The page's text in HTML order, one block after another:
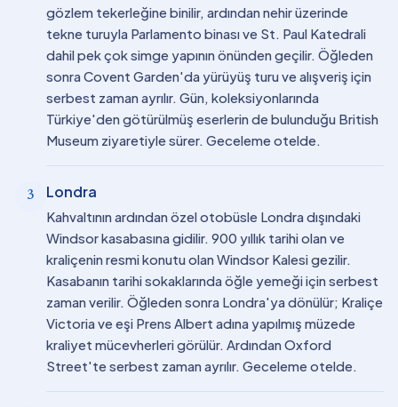
gözlem tekerleğine binilir, ardından nehir üzerinde
tekne turuyla Parlamento binası ve St. Paul Katedrali
dahil pek çok simge yapının önünden geçilir. Öğleden
sonra Covent Garden'da yürüyüş turu ve alışveriş için
serbest zaman ayrılır. Gün, koleksiyonlarında
Türkiye'den götürülmüş eserlerin de bulunduğu British
Museum ziyaretiyle sürer. Geceleme otelde.
3 Londra
Kahvaltının ardından özel otobüsle Londra dışındaki
Windsor kasabasına gidilir. 900 yıllık tarihi olan ve
kraliçenin resmi konutu olan Windsor Kalesi gezilir.
Kasabanın tarihi sokaklarında öğle yemeği için serbest
zaman verilir. Öğleden sonra Londra'ya dönülür; Kraliçe
Victoria ve eşi Prens Albert adına yapılmış müzede
kraliyet mücevherleri görülür. Ardından Oxford
Street'te serbest zaman ayrılır. Geceleme otelde.